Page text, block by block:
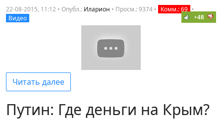
22-08-2015, 11:12 • Опубл.: Иларион • Просм.: 9374 • Комм.: 69 •
Видео
+48
Читать далее
Путин: Где деньги на Крым?